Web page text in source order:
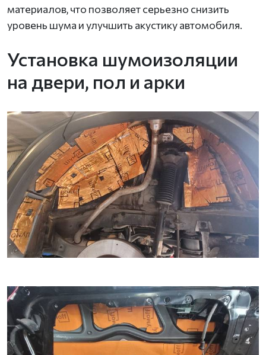
материалов, что позволяет серьезно снизить
уровень шума и улучшить акустику автомобиля.
Установка шумоизоляции
на двери, пол и арки